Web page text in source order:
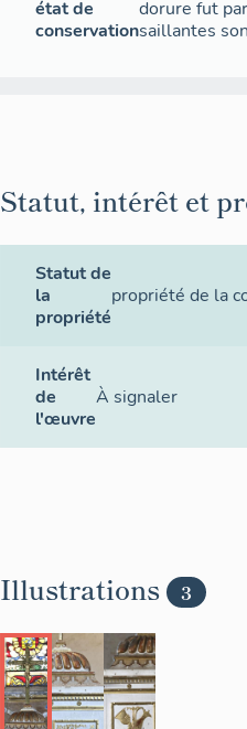
état de
conservation
dorure fut
saillantes
Statut, intérêt et
Statut de
la
propriété
propriété de la
Intérêt
de
l'œuvre
À signaler
Illustrations 3